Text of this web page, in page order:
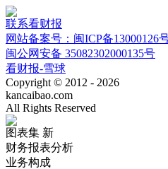
联系看财报
网站备案号：闽ICP备13000126
闽公网安备 35082302000135号
看财报-雪球
Copyright © 2012 - 2026
kancaibao.com
All Rights Reserved
图表集 新
财务报表分析
业务构成